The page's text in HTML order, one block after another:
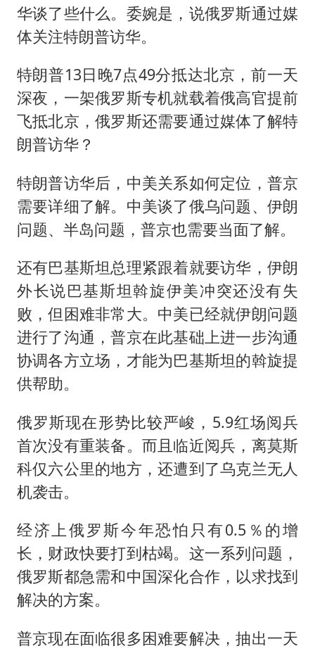
华谈了些什么。委婉是，说俄罗斯通过媒
体关注特朗普访华。
特朗普13日晚7点49分抵达北京，前一天
深夜，一架俄罗斯专机就载着俄高官提前
飞抵北京，俄罗斯还需要通过媒体了解特
朗普访华？
特朗普访华后，中美关系如何定位，普京
需要详细了解。中美谈了俄乌问题、伊朗
问题、半岛问题，普京也需要当面了解。
还有巴基斯坦总理紧跟着就要访华，伊朗
外长说巴基斯坦斡旋伊美冲突还没有失
败，但困难非常大。中美已经就伊朗问题
进行了沟通，普京在此基础上进一步沟通
协调各方立场，才能为巴基斯坦的斡旋提
供帮助。
俄罗斯现在形势比较严峻，5.9红场阅兵
首次没有重装备。而且临近阅兵，离莫斯
科仅六公里的地方，还遭到了乌克兰无人
机袭击。
经济上俄罗斯今年恐怕只有0.5％的增
长，财政快要打到枯竭。这一系列问题，
俄罗斯都急需和中国深化合作，以求找到
解决的方案。
普京现在面临很多困难要解决，抽出一天